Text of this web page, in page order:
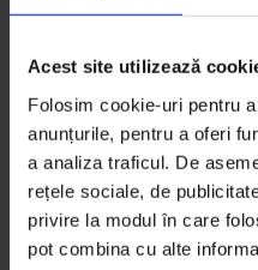
Acest site utilizează
Folosim cookie-uri pentru
anunțurile, pentru a oferi
a analiza traficul. De
rețele sociale, de
privire la modul în care
pot combina cu alte
An Indian doctor from
facilitator for refugees in
health services.
DeAndrada Lăutaru
Photos byBogdan Dincă
Timp de citire: 5 minute
16 decembrie 2022